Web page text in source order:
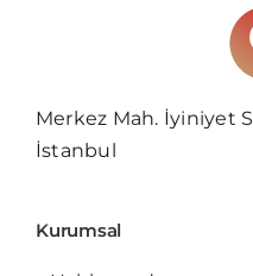
Merkez Mah. İyiniyet
İstanbul
Kurumsal